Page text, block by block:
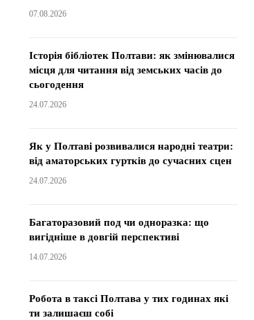
07.08.2026
Історія бібліотек Полтави: як змінювалися
місця для читання від земських часів до
сьогодення
24.07.2026
Як у Полтаві розвивалися народні театри:
від аматорських гуртків до сучасних сцен
24.07.2026
Багаторазовий под чи одноразка: що
вигідніше в довгій перспективі
14.07.2026
Робота в таксі Полтава у тих годинах які
ти залишаєш собі